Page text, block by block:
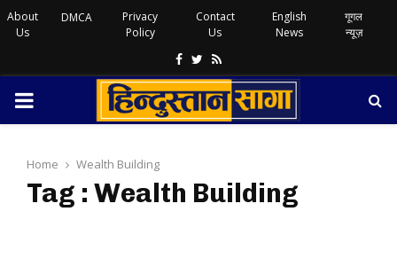
About
Us
DMCA
Privacy
Policy
Contact
Us
English
News
गूगल
न्यूज़
Facebook
Twitter
Rss
PRIMARY
Home Wealth Building
Tag : Wealth Building